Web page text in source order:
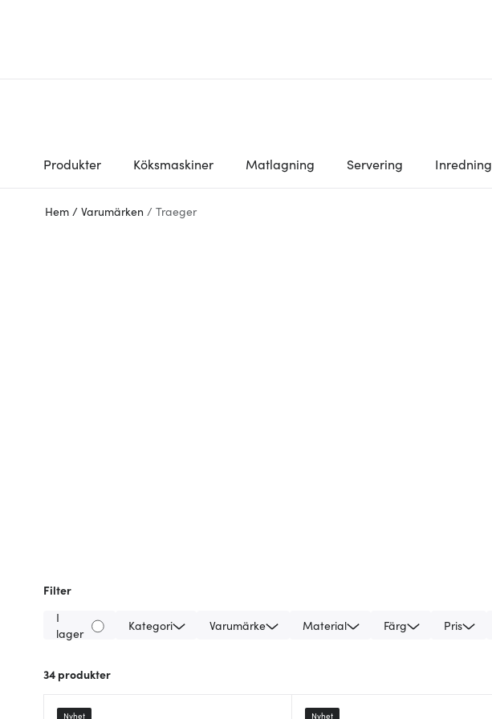
Produkter Köksmaskiner Matlagning Servering Inredning
Hem / Varumärken / Traeger
Filter
I
lager
Kategori Varumärke Material Färg Pris
34 produkter
Nyhet Nyhet